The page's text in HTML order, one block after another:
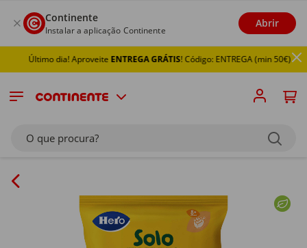
Continente
Instalar a aplicação Continente
Abrir
Último dia! AproveiteENTREGA GRÁTIS! Código: ENTREGA (min 50€)
O que procura?